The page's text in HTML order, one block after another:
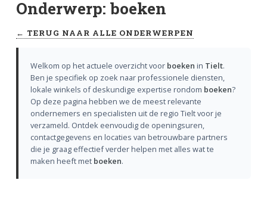
Onderwerp: boeken
← TERUG NAAR ALLE ONDERWERPEN
Welkom op het actuele overzicht voor boeken in Tielt.
Ben je specifiek op zoek naar professionele diensten,
lokale winkels of deskundige expertise rondom boeken?
Op deze pagina hebben we de meest relevante
ondernemers en specialisten uit de regio Tielt voor je
verzameld. Ontdek eenvoudig de openingsuren,
contactgegevens en locaties van betrouwbare partners
die je graag effectief verder helpen met alles wat te
maken heeft met boeken.